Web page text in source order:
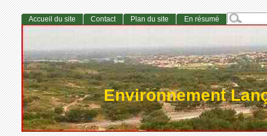
Environnement
Accueil du site Contact Plan du site En résumé